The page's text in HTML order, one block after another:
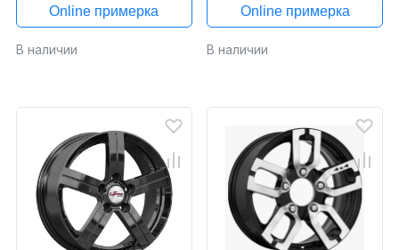
Online примерка
В наличии
Online примерка
В наличии